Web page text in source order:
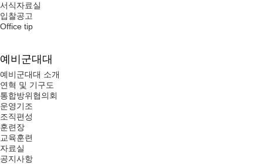
서식자료실
입찰공고
Office tip
예비군대대
예비군대대 소개
연혁 및 기구도
통합방위협의회
운영기조
조직편성
훈련장
교육훈련
자료실
공지사항